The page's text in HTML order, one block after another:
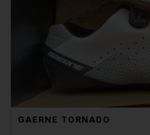
GAERNE TORNADO